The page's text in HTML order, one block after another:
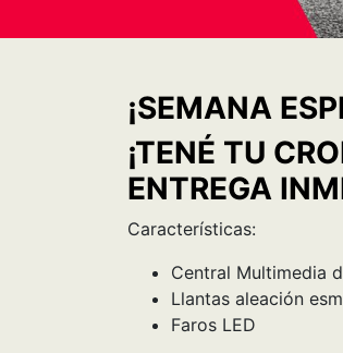
¡SEMANA
¡TENÉ TU
ENTREGA
Características:
Central Multimedia
Llantas aleación
Faros LED